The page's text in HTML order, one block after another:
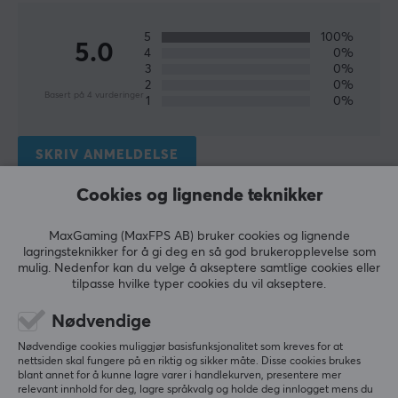
38.5 mm
EGENSKAPER
Sensormodell
Sensor
Optisk
18000 dpi
Maks. akselerasjon
40 G
5.0
Basert på 4 vurderinger
5
100%
4
0%
3
0%
2
0%
1
0%
SKRIV ANMELDELSE
Alle anmeldelser
Aviâja S
Verifisert kjøper
PC
Liten mus for en liten hånd
Perfekt størrelse for mine små hender. God
Cookies og lignende teknikker
MaxGaming (MaxFPS AB) bruker cookies og lignende
lagringsteknikker for å gi deg en så god brukeropplevelse som
mulig. Nedenfor kan du velge å akseptere samtlige cookies eller
tilpasse hvilke typer cookies du vil akseptere.
Nødvendige
Nødvendige cookies muliggjør basisfunksjonalitet som kreves for at
nettsiden skal fungere på en riktig og sikker måte. Disse cookies brukes
blant annet for å kunne lagre varer i handlekurven, presentere mer
relevant innhold for deg, lagre språkvalg og holde deg innlogget mens du